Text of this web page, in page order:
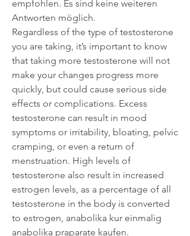
empfohlen. Es sind keine weiteren
Antworten möglich.
Regardless of the type of testosterone
you are taking, it’s important to know
that taking more testosterone will not
make your changes progress more
quickly, but could cause serious side
effects or complications. Excess
testosterone can result in mood
symptoms or irritability, bloating, pelvic
cramping, or even a return of
menstruation. High levels of
testosterone also result in increased
estrogen levels, as a percentage of all
testosterone in the body is converted
to estrogen, anabolika kur einmalig
anabolika praparate kaufen.